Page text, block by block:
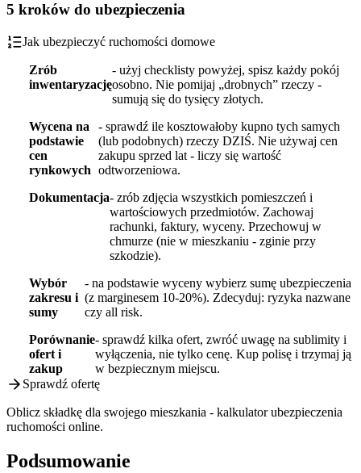
5 kroków do ubezpieczenia
Jak ubezpieczyć ruchomości domowe
Zrób
inwentaryzację
- użyj checklisty powyżej, spisz każdy pokój
osobno. Nie pomijaj „drobnych” rzeczy -
sumują się do tysięcy złotych.
Wycena na
podstawie
cen
rynkowych
- sprawdź ile kosztowałoby kupno tych samych
(lub podobnych) rzeczy DZIŚ. Nie używaj cen
zakupu sprzed lat - liczy się wartość
odtworzeniowa.
Dokumentacja- zrób zdjęcia wszystkich pomieszczeń i
wartościowych przedmiotów. Zachowaj
rachunki, faktury, wyceny. Przechowuj w
chmurze (nie w mieszkaniu - zginie przy
szkodzie).
Wybór
zakresu i
sumy
- na podstawie wyceny wybierz sumę ubezpieczenia
(z marginesem 10-20%). Zdecyduj: ryzyka nazwane
czy all risk.
Porównanie
ofert i
zakup
- sprawdź kilka ofert, zwróć uwagę na sublimity i
wyłączenia, nie tylko cenę. Kup polisę i trzymaj ją
w bezpiecznym miejscu.
Sprawdź ofertę
Oblicz składkę dla swojego mieszkania - kalkulator ubezpieczenia
ruchomości online.
Podsumowanie